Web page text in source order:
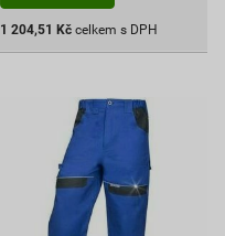
1 204,51 Kč celkem s DPH